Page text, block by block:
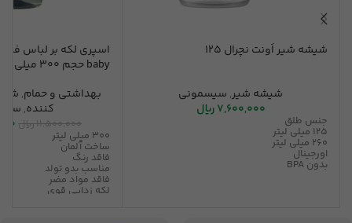
شیشه شیر اَونت نچرال 125
شیشه شیر, سیسمونی
7,600,000ریال
جنس طلق
125 میلی لیتر
260 میلی لیتر
اورجینال
بدون BPA
baby حجم 300 میلی لیتر
بهداشتی و حمام,
کننده,
11,500,000ریال
300 میلی لیتر
ساخت آلمان
فاقد رنگ
مناسب بدو تولد
فاقد مواد مضر
لکه زدایی قوی